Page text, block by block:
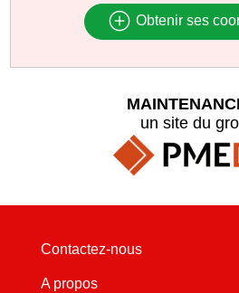
Obtenir ses
un site du
Contactez-nous
A propos